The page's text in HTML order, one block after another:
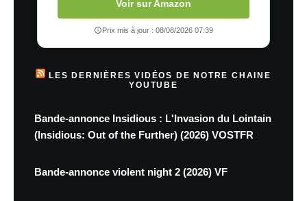
Voir sur Amazon
Prix mis à jour : 08/08/2026 07:39
LES DERNIÈRES VIDÉOS DE NOTRE CHAINE
YOUTUBE
Bande-annonce Insidious : L'Invasion du Lointain
(Insidious: Out of the Further) (2026) VOSTFR
Bande-annonce violent night 2 (2026) VF